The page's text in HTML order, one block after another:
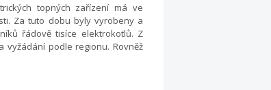
topných zařízení má ve
Za tuto dobu byly vyrobeny a
řádově tisíce elektrokotlů. Z
podle regionu. Rovněž